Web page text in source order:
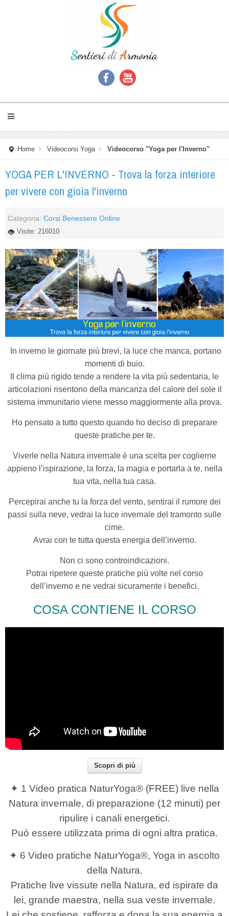
Home Videocorsi Yoga Videocorso "Yoga per l'Inverno"
YOGA PER L'INVERNO - Trova la forza interiore
per vivere con gioia l'inverno
Categoria: Corsi Benessere Online
Visite: 216010
In inverno le giornate più brevi, la luce che manca, portano
momenti di buio.
Il clima più rigido tende a rendere la vita più sedentaria, le
articolazioni risentono della mancanza del calore del sole il
sistema immunitario viene messo maggiormente alla prova.
Ho pensato a tutto questo quando ho deciso di preparare
queste pratiche per te.
Viverle nella Natura invernale è una scelta per coglierne
appieno l’ispirazione, la forza, la magia e portarla a te, nella
tua vita, nella tua casa.
Percepirai anche tu la forza del vento, sentirai il rumore dei
passi sulla neve, vedrai la luce invernale del tramonto sulle
cime.
Avrai con te tutta questa energia dell’inverno.
Non ci sono controindicazioni.
Potrai ripetere queste pratiche più volte nel corso
dell’inverno e ne vedrai sicuramente i benefici.
COSA CONTIENE IL CORSO
Scopri di più
✦ 1 Video pratica NaturYoga® (FREE) live nella
Natura invernale, di preparazione (12 minuti) per
ripulire i canali energetici.
Può essere utilizzata prima di ogni altra pratica.
✦ 6 Video pratiche NaturYoga®, Yoga in ascolto
della Natura.
Pratiche live vissute nella Natura, ed ispirate da
lei, grande maestra, nella sua veste invernale.